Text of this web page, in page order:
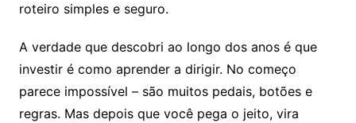
roteiro simples e seguro.
A verdade que descobri ao longo dos anos é que
investir é como aprender a dirigir. No começo
parece impossível – são muitos pedais, botões e
regras. Mas depois que você pega o jeito, vira